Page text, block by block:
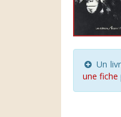
Un
une fiche